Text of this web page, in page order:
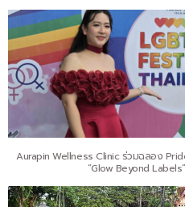
Aurapin Wellness Clinic ร่วมฉลอง
“Glow Beyond Labels”